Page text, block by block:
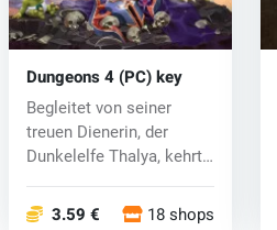
Dungeons 4 (PC) key
Begleitet von seiner
treuen Dienerin, der
Dunkelelfe Thalya, kehrt
3.59 € 18 shops